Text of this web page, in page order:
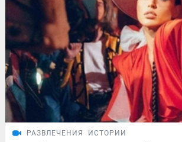
РАЗВЛЕЧЕНИЯ ИСТОРИИ